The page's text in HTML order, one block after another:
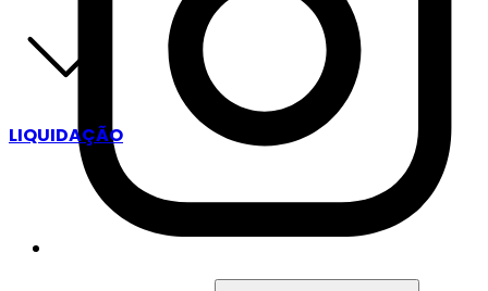
LIQUIDAÇÃO